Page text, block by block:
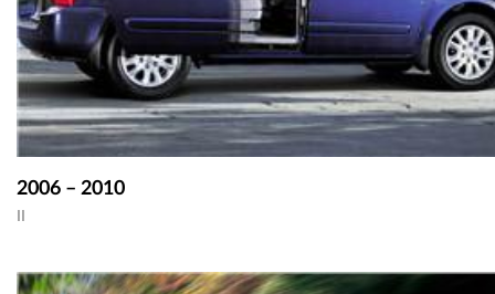
2006 – 2010